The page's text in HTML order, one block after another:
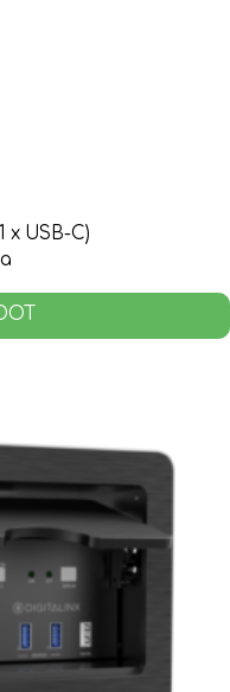
x USB-C)